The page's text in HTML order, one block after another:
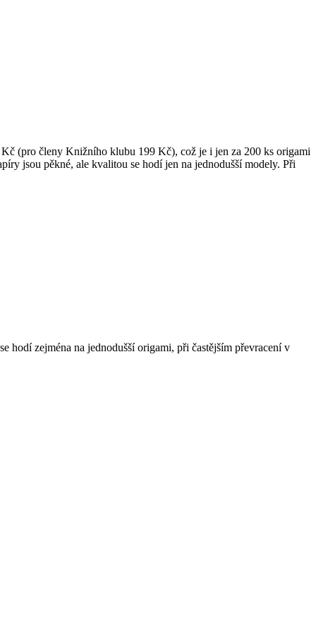
(pro členy Knižního klubu 199 Kč), což je i jen za 200 ks origami
jsou pěkné, ale kvalitou se hodí jen na jednodušší modely. Při
se hodí zejména na jednodušší origami, při častějším převracení v